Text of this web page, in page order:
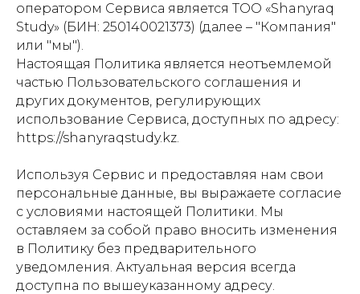
оператором Сервиса является ТОО «Shanyraq
Study» (БИН: 250140021373) (далее – "Компания"
или "мы").
Настоящая Политика является неотъемлемой
частью Пользовательского соглашения и
других документов, регулирующих
использование Сервиса, доступных по адресу:
https://shanyraqstudy.kz.
Используя Сервис и предоставляя нам свои
персональные данные, вы выражаете согласие
с условиями настоящей Политики. Мы
оставляем за собой право вносить изменения
в Политику без предварительного
уведомления. Актуальная версия всегда
доступна по вышеуказанному адресу.